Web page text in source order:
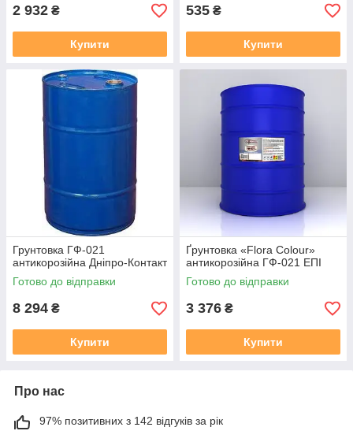
2 932 ₴
Купити
535 ₴
Купити
Грунтовка ГФ-021
антикорозійна Дніпро-Контакт
Готово до відправки
8 294 ₴
Купити
Ґрунтовка «Flora Colour»
антикорозійна ГФ-021 ЕПІ
Готово до відправки
3 376 ₴
Купити
Про нас
97% позитивних з 142 відгуків за рік